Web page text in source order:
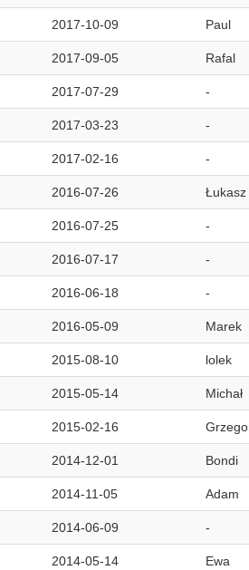
2017-10-09 Paul
2017-09-05 Rafal
2017-07-29 -
2017-03-23 -
2017-02-16 -
2016-07-26 Łukasz
2016-07-25 -
2016-07-17 -
2016-06-18 -
2016-05-09 Marek
2015-08-10 lolek
2015-05-14 Michał
2015-02-16
2014-12-01 Bondi
2014-11-05 Adam
2014-06-09 -
2014-05-14 Ewa